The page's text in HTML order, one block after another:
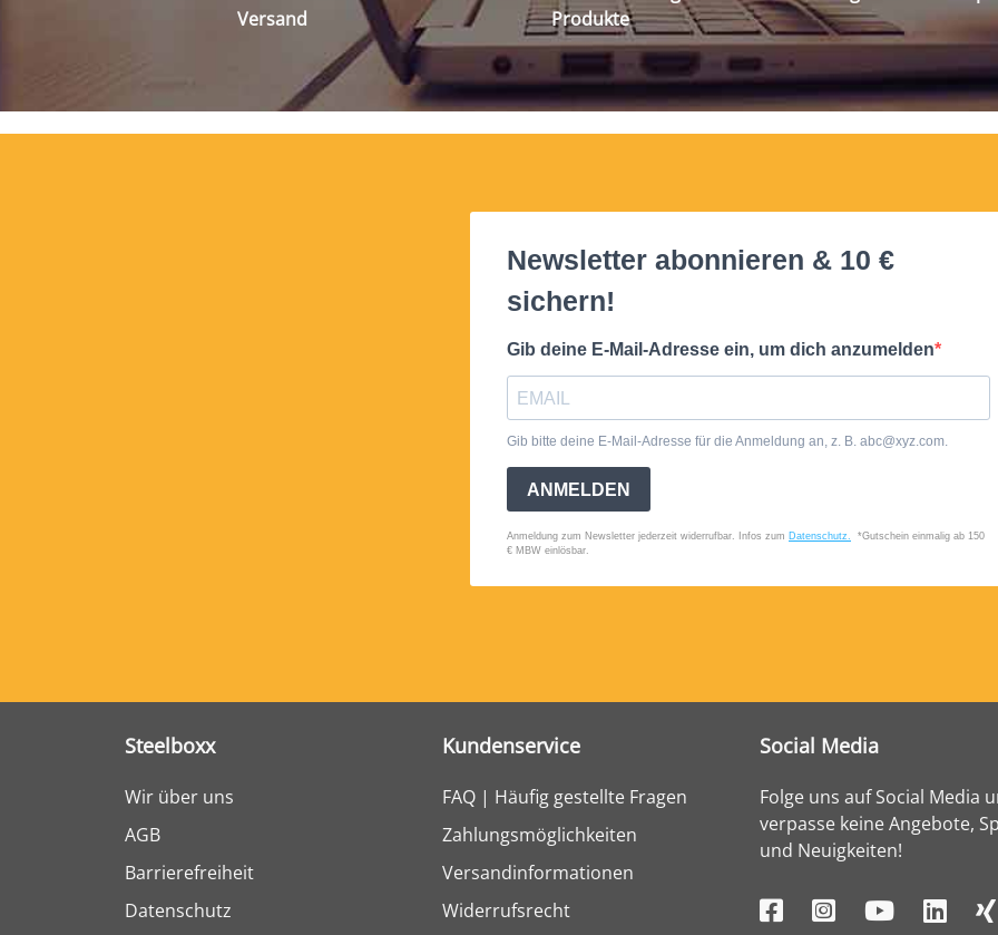
Versand
Produkte
Steelboxx
Wir über uns
AGB
Barrierefreiheit
Datenschutz
Kundenservice
FAQ | Häufig gestellte Fragen
Zahlungsmöglichkeiten
Versandinformationen
Widerrufsrecht
Social Media
Folge uns auf Social Media
verpasse keine Angebote,
und Neuigkeiten!